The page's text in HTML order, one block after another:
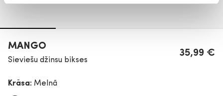
MANGO
Sieviešu džinsu bikses
35,99 €
Krāsa: Melnā